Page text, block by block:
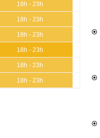
18h - 23h
18h - 23h
18h - 23h
18h - 23h
18h - 23h
18h - 23h